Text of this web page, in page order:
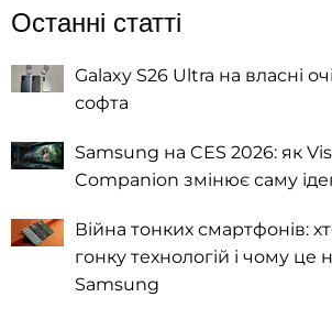
Останні статті
Galaxy S26 Ultra на власні
софта
Samsung на CES 2026: як
Companion змінює саму
Війна тонких смартфонів:
гонку технологій і чому це
Samsung